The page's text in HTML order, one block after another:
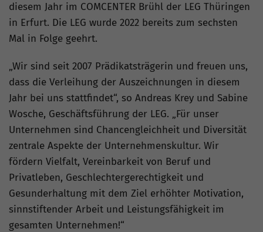
diesem Jahr im COMCENTER Brühl der LEG Thüringen
in Erfurt. Die LEG wurde 2022 bereits zum sechsten
Mal in Folge geehrt.
„Wir sind seit 2007 Prädikatsträgerin und freuen uns,
dass die Verleihung der Auszeichnungen in diesem
Jahr bei uns stattfindet“, so Andreas Krey und Sabine
Wosche, Geschäftsführung der LEG. „Für unser
Unternehmen sind Chancengleichheit und Diversität
zentrale Aspekte der Unternehmenskultur. Wir
fördern Vielfalt, Vereinbarkeit von Beruf und
Privatleben, Geschlechtergerechtigkeit und
Gesunderhaltung mit dem Ziel erhöhter Motivation,
sinnstiftender Arbeit und Leistungsfähigkeit im
gesamten Unternehmen!“